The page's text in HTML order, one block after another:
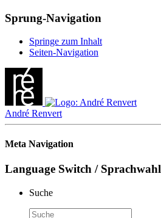
Sprung-Navigation
Springe zum Inhalt
Seiten-Navigation
André Renvert
Meta Navigation
Language Switch / Sprachwahl
Suche